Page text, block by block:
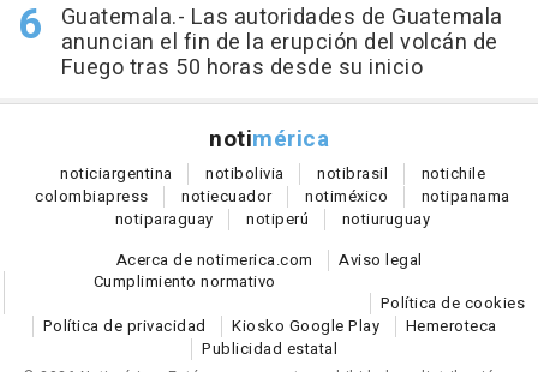
Guatemala.- Las autoridades de Guatemala
anuncian el fin de la erupción del volcán de
Fuego tras 50 horas desde su inicio
notimérica
noticiargentina notibolivia notibrasil notichile
colombiapress notiecuador notiméxico notipanama
notiparaguay notiperú notiuruguay
Acerca de notimerica.com
Aviso legal
Cumplimiento normativo
Política de cookies
Política de privacidad
Kiosko Google Play
Hemeroteca
Publicidad estatal